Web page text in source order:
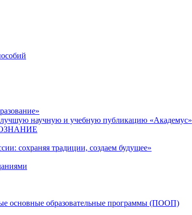
научную и учебную публикацию «Академус»
сохраняя традиции, создаем будущее»
основные образовательные программы (ПООП)